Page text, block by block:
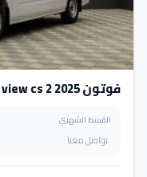
لجميع المدن
القسط الشهري
تواصل معنا